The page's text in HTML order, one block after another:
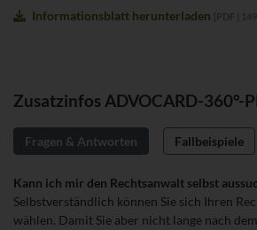
Informationsblatt herunterladen
Zusatzinfos ADVOCARD-360°-
Fragen & Antworten Fallbeispiele
Fragen
&
Antworten
Kann ich mir den Rechtsanwalt selbst
Selbstverständlich können Sie sich Ihren
wählen. Damit Sie aber nicht lange nach